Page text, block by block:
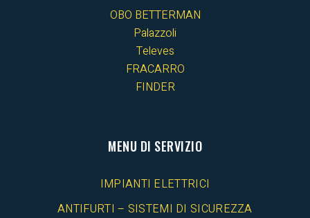
OBO BETTERMAN
Palazzoli
Televes
FRACARRO
FINDER
MENU DI SERVIZIO
IMPIANTI ELETTRICI
ANTIFURTI – SISTEMI DI SICUREZZA